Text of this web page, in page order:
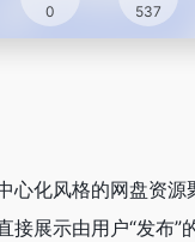
0 537
心化风格的网盘资源
接展示由用户“发布”